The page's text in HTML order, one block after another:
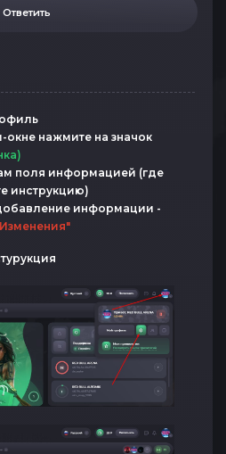
Ответить
нажмите на значок
поля информацией (где
инструкцию)
информации -